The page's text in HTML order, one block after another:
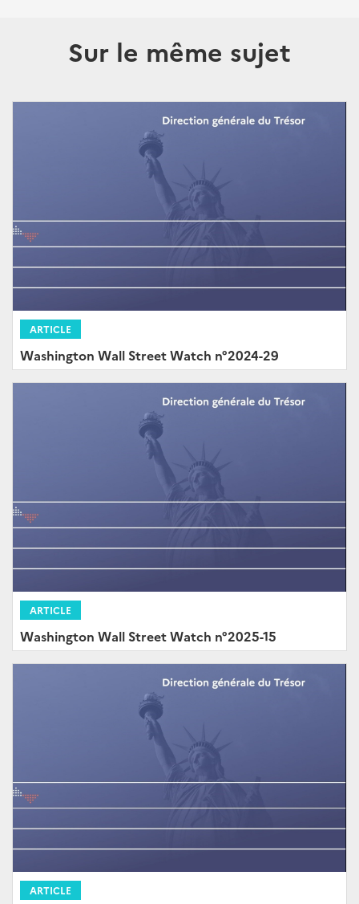
Sur le même sujet
ARTICLE
Washington Wall Street Watch n°2024-29
ARTICLE
Washington Wall Street Watch n°2025-15
ARTICLE